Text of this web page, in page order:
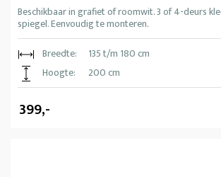
Beschikbaar in grafiet of roomwit. 3 of 4-deurs
spiegel. Eenvoudig te monteren.
Breedte:
135 t/m 180 cm
Hoogte:
200 cm
399,-